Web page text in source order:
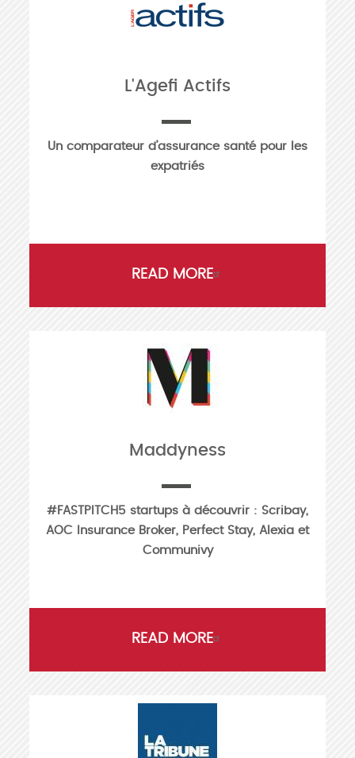
L'Agefi Actifs
Un comparateur d’assurance santé pour les
expatriés
READ MORE
Maddyness
#FASTPITCH5 startups à découvrir : Scribay,
AOC Insurance Broker, Perfect Stay, Alexia et
Communivy
READ MORE